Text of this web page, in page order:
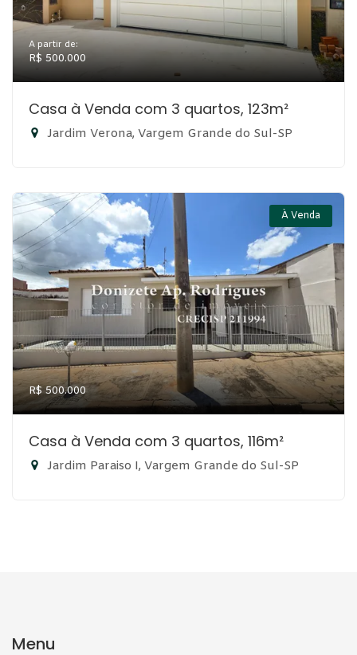
A partir de:
R$ 500.000
Casa à Venda com 3 quartos, 123m²
Jardim Verona, Vargem Grande do Sul-SP
À Venda
R$ 500.000
Casa à Venda com 3 quartos, 116m²
Jardim Paraiso I, Vargem Grande do Sul-SP
Menu